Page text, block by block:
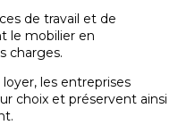
de travail et de
le mobilier en
charges.
les entreprises
choix et préservent ainsi